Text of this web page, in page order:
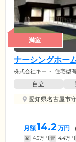
満室
ナーシングホー
株式会社キート 住宅型
自立
愛知県名古屋市
月額14.2 万円
家 4.5万円 管 4.4万円